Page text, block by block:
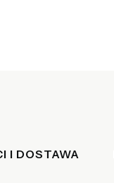
I DOSTAWA